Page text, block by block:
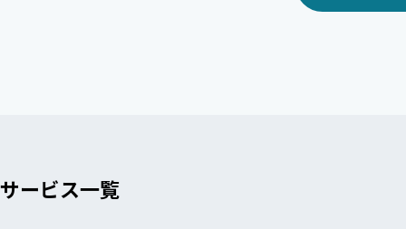
サービス一覧